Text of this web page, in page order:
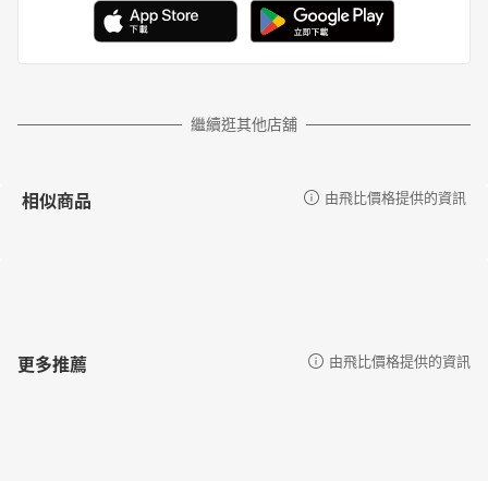
繼續逛其他店舖
相似商品 由飛比價格提供的資訊
更多推薦 由飛比價格提供的資訊